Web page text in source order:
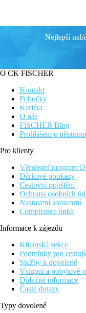
Nejlepší
O CK FISCHER
Kontakt
Pobočky
Kariéra
O nás
FISCHER Blog
Prohlášení o
Pro klienty
Věrnostní program
Dárkové poukazy
Cestovní pojištění
Ochrana osobních
Nastavení soukromí
Compliance linka
Informace k zájezdu
Klientská sekce
Podmínky pro
Služby k dovolené
Vstupní a pobytové
Důležité informace
Časté dotazy
Typy dovolené